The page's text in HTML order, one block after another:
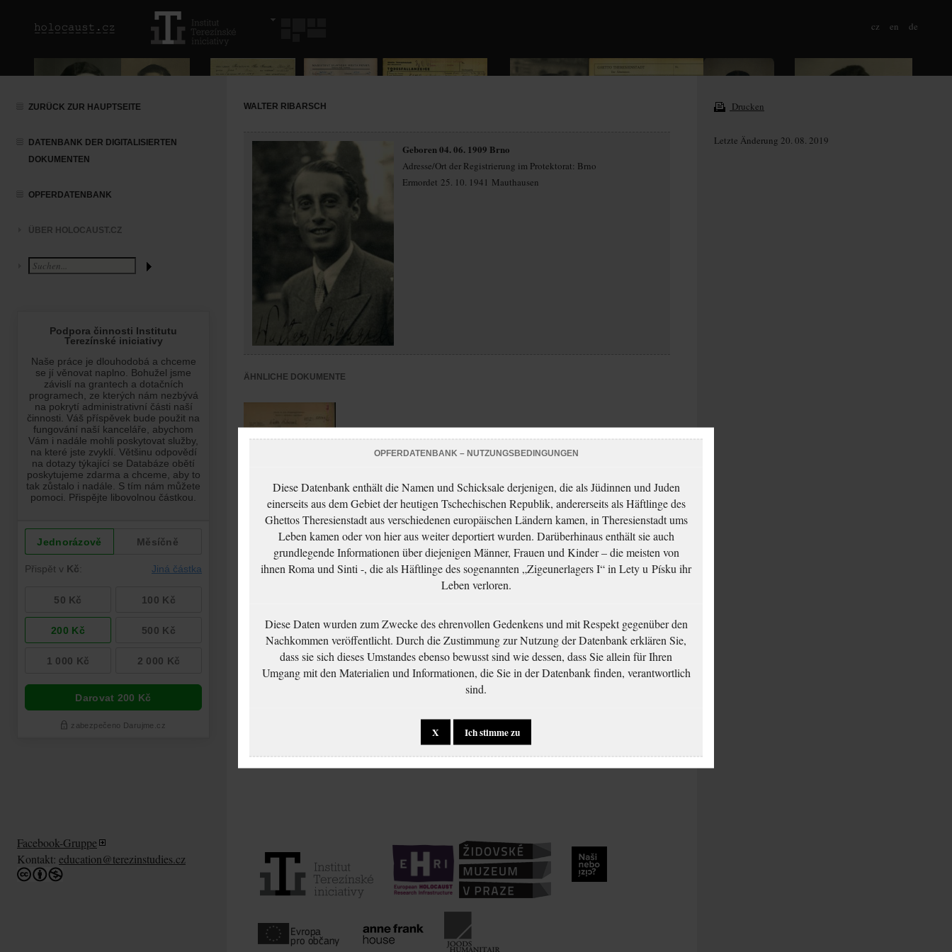
cz en de
ZURÜCK ZUR HAUPTSEITE
DATENBANK DER DIGITALISIERTEN
DOKUMENTEN
OPFERDATENBANK
ÜBER HOLOCAUST.CZ
WALTER RIBARSCH
Geboren 04. 06. 1909 Brno
Adresse/Ort der Registrierung im Protektorat: Brno
Ermordet 25. 10. 1941 Mauthausen
ÄHNLICHE DOKUMENTE
Ribarsch Walter:
NEZPRACOVÁNO
Drucken
Letzte Änderung 20. 08. 2019
Facebook-Gruppe
Kontakt: education@terezinstudies.cz
OPFERDATENBANK – NUTZUNGSBEDINGUNGEN
Diese Datenbank enthält die Namen und Schicksale derjenigen, die als Jüdinnen und Juden
einerseits aus dem Gebiet der heutigen Tschechischen Republik, andererseits als Häftlinge des
Ghettos Theresienstadt aus verschiedenen europäischen Ländern kamen, in Theresienstadt ums
Leben kamen oder von hier aus weiter deportiert wurden. Darüberhinaus enthält sie auch
grundlegende Informationen über diejenigen Männer, Frauen und Kinder – die meisten von
ihnen Roma und Sinti -, die als Häftlinge des sogenannten „Zigeunerlagers I“ in Lety u Písku ihr
Leben verloren.
Diese Daten wurden zum Zwecke des ehrenvollen Gedenkens und mit Respekt gegenüber den
Nachkommen veröffentlicht. Durch die Zustimmung zur Nutzung der Datenbank erklären Sie,
dass sie sich dieses Umstandes ebenso bewusst sind wie dessen, dass Sie allein für Ihren
Umgang mit den Materialien und Informationen, die Sie in der Datenbank finden, verantwortlich
sind.
X Ich stimme zu